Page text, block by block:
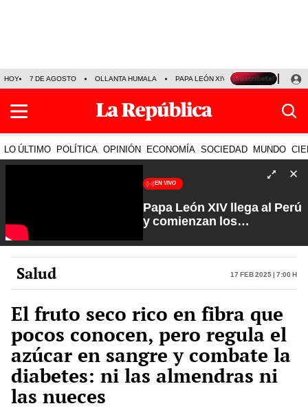
HOY 7 DE AGOSTO OLLANTA HUMALA PAPA LEÓN XIV NALDY SALDAÑA
LO ÚLTIMO POLÍTICA OPINIÓN ECONOMÍA SOCIEDAD MUNDO
EN VIVO
Papa León XIV llega al Perú
y comienzan los
Te Olvide con Carlos
Cornejo
Salud 17 Feb 2025 | 7:00 h
El fruto seco rico en fibra que
pocos conocen, pero regula el
azúcar en sangre y combate la
diabetes: ni las almendras ni
las nueces